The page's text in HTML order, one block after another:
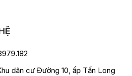
dân cư Đường 10, ấp Tấn Long